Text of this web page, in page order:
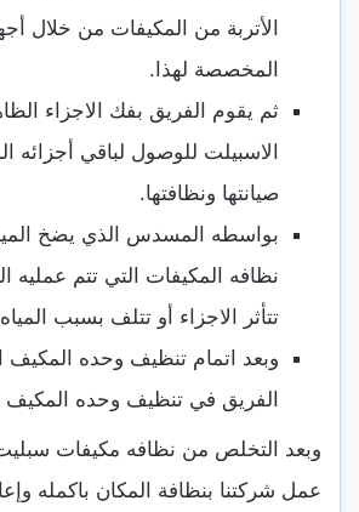
الأتربة من المكيفات من خلال
المخصصة لهذا.
ثم يقوم الفريق بفك الاجزاء
الاسبيلت للوصول لباقي أجزائه
صيانتها ونظافتها.
بواسطه المسدس الذي يضخ
نظافه المكيفات التي تتم عمليه
تتأثر الاجزاء أو تتلف بسبب
وبعد اتمام تنظيف وحده المكيف
الفريق في تنظيف وحده المكيف
وبعد التخلص من نظافه مكيفات
عمل شركتنا بنظافة المكان باكمله